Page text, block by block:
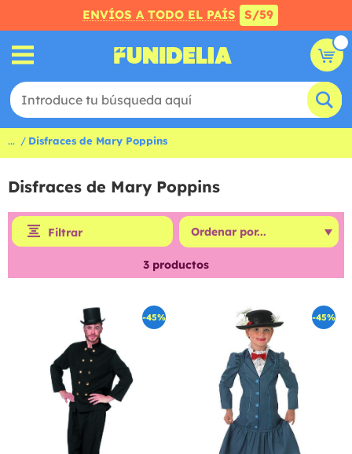
ENVÍOS A TODO EL PAÍS S/59
... Disfraces de Mary Poppins
Disfraces de Mary Poppins
Filtrar
3 productos
-45% -45%